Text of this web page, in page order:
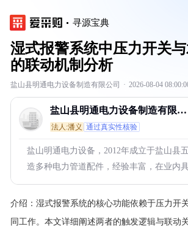
寻源宝典
湿式报警系统中压力开关
的联动机制分析
盐山县明通电力设备制造有限公司 · 2026-08-04
盐山县明通电力设备制造有限公
司
法人:潘义 通过真实性核验
盐山明通电力设备，2012年成立于盐山县
造多种电力管道配件，经验丰富，在业内具
介绍： 湿式报警系统的核心功能依赖于压力开
同工作。本文详细阐述两者的触发逻辑与联动